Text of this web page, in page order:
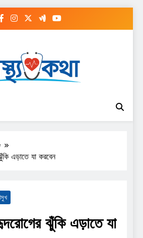
এড়াতে যা করবেন
ঝুঁকি এড়াতে যা